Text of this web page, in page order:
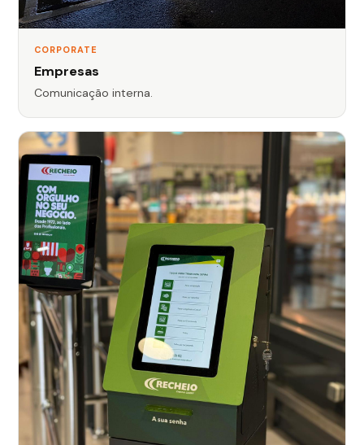
CORPORATE
Empresas
Comunicação interna.